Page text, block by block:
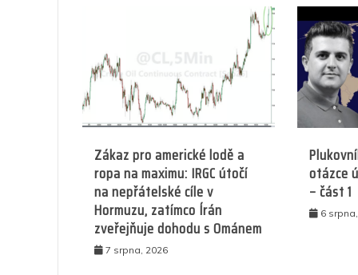
Zákaz pro americké lodě a
ropa na maximu: IRGC útočí
na nepřátelské cíle v
Hormuzu, zatímco Írán
zveřejňuje dohodu s Ománem
7 srpna, 2026
otázce
– část 1
6